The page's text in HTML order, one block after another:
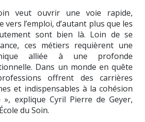
veut ouvrir une voie rapide,
l’emploi, d’autant plus que les
sont bien là. Loin de se
ces métiers requièrent une
alliée à une profonde
Dans un monde en quête
offrent des carrières
et indispensables à la cohésion
explique Cyril Pierre de Geyer,
du Soin.